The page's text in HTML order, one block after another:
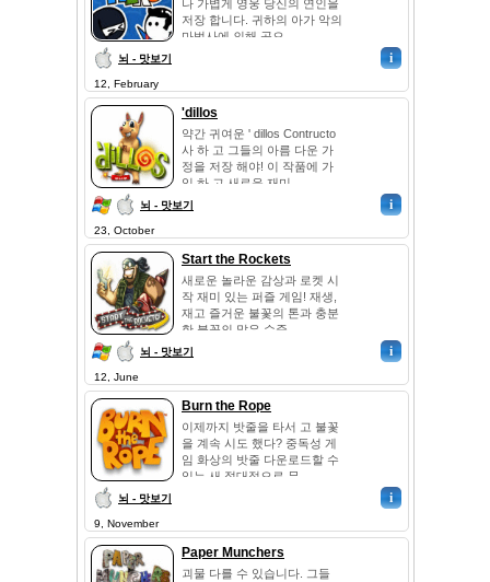
나 가볍게 영웅 당신의 연인을
저장 합니다. 귀하의 아가 악의
마법사에 의해 곰으...
뇌 - 맛보기 i
12, February
'dillos
약간 귀여운 ' dillos Contructo
사 하 고 그들의 아름 다운 가
정을 저장 해야! 이 작품에 가
입 하 고 새로운 재미...
뇌 - 맛보기 i
23, October
Start the Rockets
새로운 놀라운 감상과 로켓 시
작 재미 있는 퍼즐 게임! 재생,
재고 즐거운 불꽃의 톤과 충분
한 불꽃의 많은 수준...
뇌 - 맛보기 i
12, June
Burn the Rope
이제까지 밧줄을 타서 고 불꽃
을 계속 시도 했다? 중독성 게
임 화상의 밧줄 다운로드할 수
있는 새 절대적으로 무...
뇌 - 맛보기 i
9, November
Paper Munchers
괴물 다를 수 있습니다. 그들